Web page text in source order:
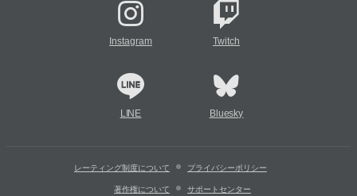
Instagram Twitch
LINE Bluesky
レーティング制度について プライバシーポリシー
著作権について サポートセンター